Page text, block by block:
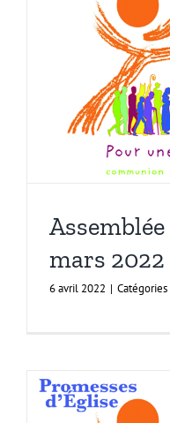
mars 2022
6 avril 2022 | Catégories